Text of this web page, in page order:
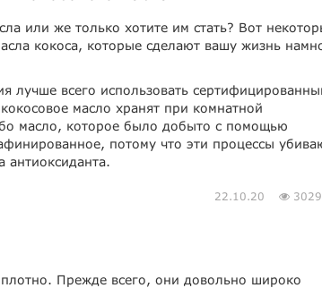
или же только хотите им стать? Вот
кокоса, которые сделают вашу жизнь
лучше всего использовать
масло хранят при комнатной
масло, которое было добыто с помощью
потому что эти процессы
антиоксиданта.
22.10.20 3029
Прежде всего, они довольно широко